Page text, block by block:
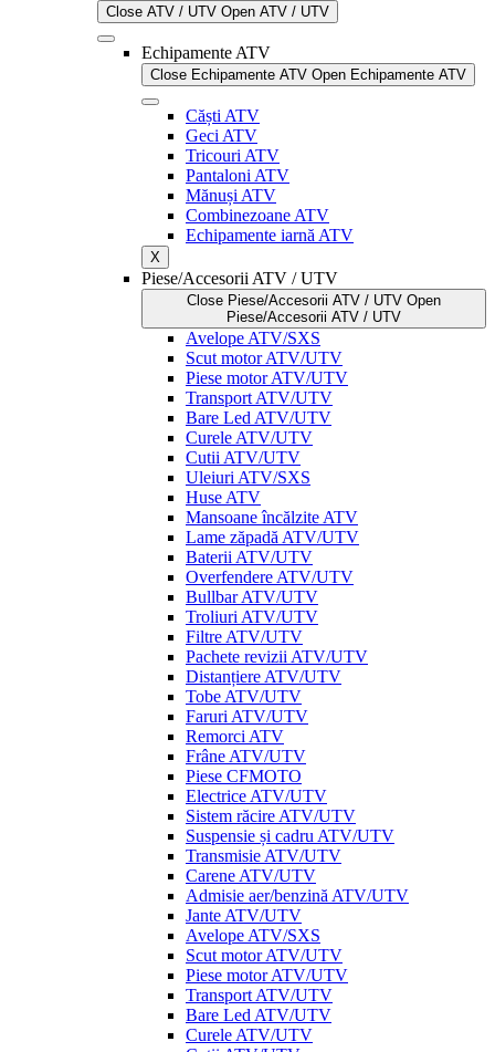
Close ATV / UTV Open ATV / UTV
Echipamente ATV
Close Echipamente ATV Open Echipamente ATV
Căști ATV
Geci ATV
Tricouri ATV
Pantaloni ATV
Mănuși ATV
Combinezoane ATV
Echipamente iarnă ATV
X
Piese/Accesorii ATV / UTV
Close Piese/Accesorii ATV / UTV Open
Piese/Accesorii ATV / UTV
Avelope ATV/SXS
Scut motor ATV/UTV
Piese motor ATV/UTV
Transport ATV/UTV
Bare Led ATV/UTV
Curele ATV/UTV
Cutii ATV/UTV
Uleiuri ATV/SXS
Huse ATV
Mansoane încălzite ATV
Lame zăpadă ATV/UTV
Baterii ATV/UTV
Overfendere ATV/UTV
Bullbar ATV/UTV
Troliuri ATV/UTV
Filtre ATV/UTV
Pachete revizii ATV/UTV
Distanțiere ATV/UTV
Tobe ATV/UTV
Faruri ATV/UTV
Remorci ATV
Frâne ATV/UTV
Piese CFMOTO
Electrice ATV/UTV
Sistem răcire ATV/UTV
Suspensie și cadru ATV/UTV
Transmisie ATV/UTV
Carene ATV/UTV
Admisie aer/benzină ATV/UTV
Jante ATV/UTV
Avelope ATV/SXS
Scut motor ATV/UTV
Piese motor ATV/UTV
Transport ATV/UTV
Bare Led ATV/UTV
Curele ATV/UTV